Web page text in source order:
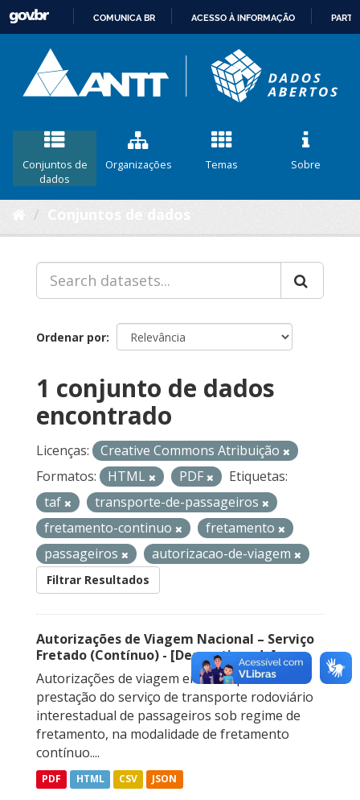
CONTEÚDO
COMUNICA BR ACESSO À INFORMAÇÃO
Conjuntos de
dados
Organizações Temas Sobre
Ordenar por
1 conjunto de dados
encontrado
Licenças:
Creative Commons Atribuição
Formatos:
HTML PDF
Etiquetas:
taf
transporte-de-passageiros
fretamento-continuo
fretamento
passageiros
autorizacao-de-viagem
Filtrar Resultados
Autorizações de Viagem Nacional – Serviço
Fretado (Contínuo) - [Descontinuado]
Autorizações de viagem emitidas para a
prestação do serviço de transporte rodoviário
interestadual de passageiros sob regime de
fretamento, na modalidade de fretamento
contínuo....
PDF HTML CSV JSON